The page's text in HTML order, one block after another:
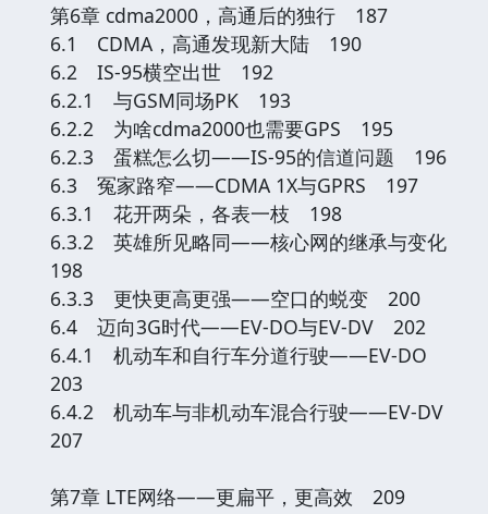
第6章 cdma2000，高通后的独行 187
6.1 CDMA，高通发现新大陆 190
6.2 IS-95横空出世 192
6.2.1 与GSM同场PK 193
6.2.2 为啥cdma2000也需要GPS 195
6.2.3 蛋糕怎么切——IS-95的信道问题 196
6.3 冤家路窄——CDMA 1X与GPRS 197
6.3.1 花开两朵，各表一枝 198
6.3.2 英雄所见略同——核心网的继承与变化
198
6.3.3 更快更高更强——空口的蜕变 200
6.4 迈向3G时代——EV-DO与EV-DV 202
6.4.1 机动车和自行车分道行驶——EV-DO
203
6.4.2 机动车与非机动车混合行驶——EV-DV
207
第7章 LTE网络——更扁平，更高效 209